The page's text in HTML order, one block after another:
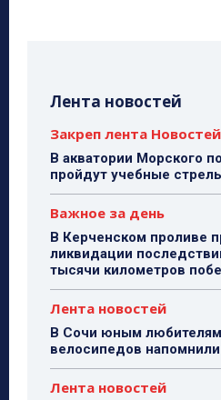
Лента новостей
Закреп лента Новостей
В акватории Морского
пройдут учебные
Важное за день
В Керченском проливе
ликвидации
тысячи километров
Лента новостей
В Сочи юным любителям
велосипедов
Лента новостей